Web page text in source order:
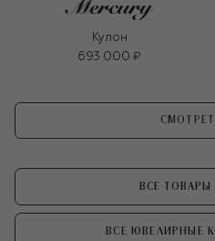
Кулон
693 000 ₽
ВСЕ ТОВАРЫ
ВСЕ ЮВЕЛИРНЫЕ